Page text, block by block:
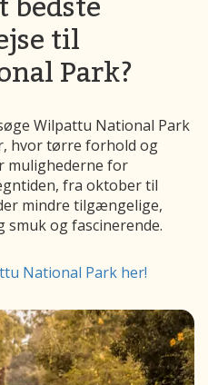
til
Park?
Wilpattu National Park
hvor tørre forhold og
mulighederne for
fra oktober til
mindre tilgængelige,
og fascinerende.
National Park her!